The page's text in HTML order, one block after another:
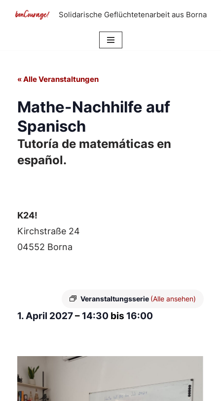
Solidarische Geflüchtetenarbeit aus Borna
« Alle Veranstaltungen
Mathe-Nachhilfe auf
Spanisch
Tutoría de matemáticas en
español.
K24!
Kirchstraße 24
04552 Borna
Veranstaltungsserie (Alle ansehen)
1. April 2027– 14:30 bis 16:00